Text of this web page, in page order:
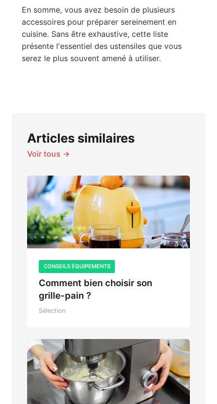
En somme, vous avez besoin de plusieurs
accessoires pour préparer sereinement en
cuisine. Sans être exhaustive, cette liste
présente l'essentiel des ustensiles que vous
serez le plus souvent amené à utiliser.
Articles similaires
Voir tous →
CONSEILS ÉQUIPEMENTS
Comment bien choisir son
grille-pain ?
Sélection